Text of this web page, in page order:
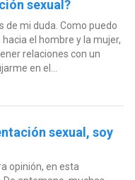
sexual?
de mi duda. Como puedo
el hombre y la mujer,
relaciones con un
en el...
sexual, soy
opinión, en esta